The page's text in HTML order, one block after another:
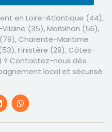
en Loire-Atlantique (44),
(35), Morbihan (56),
Charente-Maritime
Finistère (29), Côtes-
? Contactez-nous dès
local et sécurisé.